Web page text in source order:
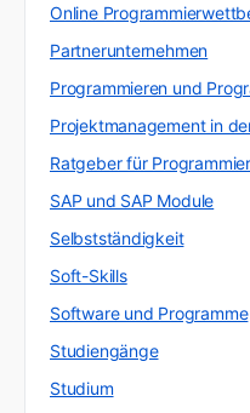
Online
Partnerunternehmen
Programmieren und
Projektmanagement in
Ratgeber für
SAP und SAP Module
Selbstständigkeit
Soft-Skills
Software und Programme
Studiengänge
Studium